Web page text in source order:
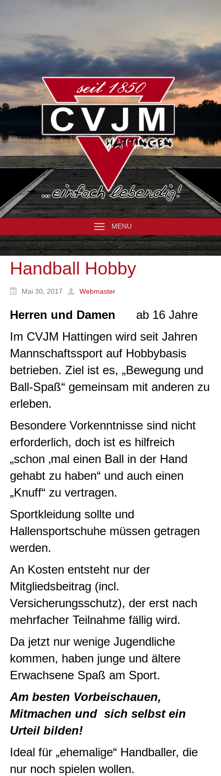
MENU
Handball Hobby
Mai 30, 2017 Webmaster
Herren und Damen ab 16 Jahre
Im CVJM Hattingen wird seit Jahren
Mannschaftssport auf Hobbybasis
betrieben. Ziel ist es, „Bewegung und
Ball-Spaß“ gemeinsam mit anderen zu
erleben.
Besondere Vorkenntnisse sind nicht
erforderlich, doch ist es hilfreich
„schon ‚mal einen Ball in der Hand
gehabt zu haben“ und auch einen
„Knuff“ zu vertragen.
Sportkleidung sollte und
Hallensportschuhe müssen getragen
werden.
An Kosten entsteht nur der
Mitgliedsbeitrag (incl.
Versicherungsschutz), der erst nach
mehrfacher Teilnahme fällig wird.
Da jetzt nur wenige Jugendliche
kommen, haben junge und ältere
Erwachsene Spaß am Sport.
Am besten Vorbeischauen,
Mitmachen und sich selbst ein
Urteil bilden!
Ideal für „ehemalige“ Handballer, die
nur noch spielen wollen.